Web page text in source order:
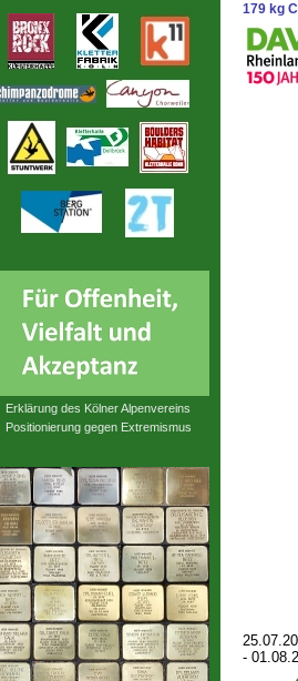
Erklärung des Kölner Alpenvereins
Positionierung gegen Extremismus
179 kg
-